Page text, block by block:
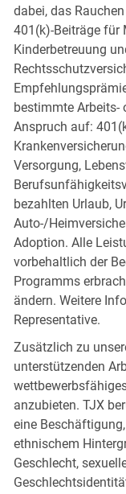
dabei, das
401(k)-Beiträge für
Kinderbetreuung
bestimmte Arbeits-
Anspruch auf:
Versorgung,
bezahlten Urlaub,
Auto-/
Adoption. Alle
vorbehaltlich der
Programms
ändern. Weitere
Representative.
Zusätzlich zu
unterstützenden
anzubieten. TJX
eine
ethnischem
Geschlecht,